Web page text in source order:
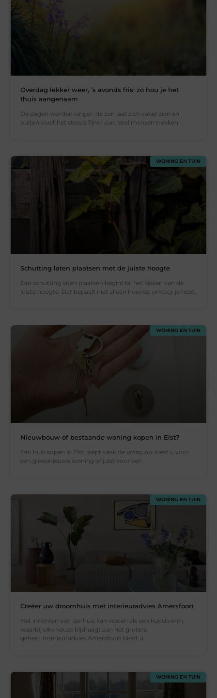
Overdag lekker weer, ’s avonds fris: zo hou je het
thuis aangenaam
De dagen worden langer, de zon laat zich vaker zien en
buiten voelt het steeds fijner aan. Veel mensen trekken
WONING EN TUIN
Schutting laten plaatsen met de juiste hoogte
Een schutting laten plaatsen begint bij het kiezen van de
juiste hoogte. Dat bepaalt niet alleen hoeveel privacy je hebt,
WONING EN TUIN
Nieuwbouw of bestaande woning kopen in Elst?
Een huis kopen in Elst roept vaak de vraag op: kiest u voor
een gloednieuwe woning of juist voor een
WONING EN TUIN
Creëer uw droomhuis met interieuradvies Amersfoort
Het inrichten van uw huis kan voelen als een kunstvorm,
waarbij elke keuze bijdraagt aan het grotere
geheel. Interieuradvies Amersfoort biedt u
WONING EN TUIN